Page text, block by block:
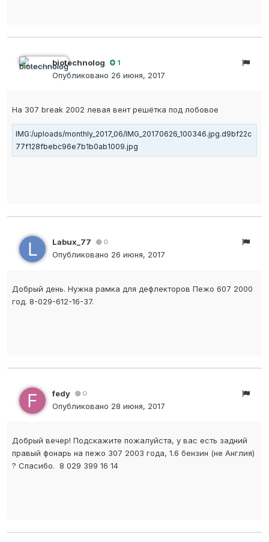
biotechnolog 1
Опубликовано 26 июня, 2017
На 307 break 2002 левая вент решётка под лобовое
Labux_77 0
Опубликовано 26 июня, 2017
Добрый день. Нужна рамка для дефлекторов Пежо 607 2000
год. 8-029-612-16-37.
fedy 0
Опубликовано 28 июня, 2017
Добрый вечер! Подскажите пожалуйста, у вас есть задний
правый фонарь на пежо 307 2003 года, 1.6 бензин (не Англия)
? Спасибо. 8 029 399 16 14